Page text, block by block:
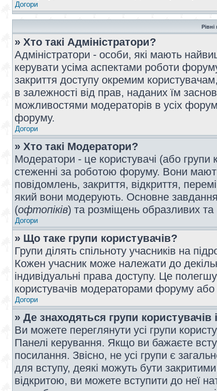
Догори
Рівні
» Хто такі Адміністратори?
Адміністратори - особи, які мають
керувати усіма аспектами роботи
закриття доступу окремим
в залежності від прав, наданих їм
можливостями модераторів в усіх
форуму.
Догори
» Хто такі Модератори?
Модератори - це користувачі (або
стеженні за роботою форуму. Вони
повідомлень, закриття, відкриття,
який вони модерують. Основне
(офтопіків) та розміщень образливих
Догори
» Що таке групи користувачів?
Групи ділять спільноту учасників на
Кожен учасник може належати до
індивідуальні права доступу. Це
користувачів модераторами форуму
Догори
» Де знаходяться групи користувачів
Ви можете переглянути усі групи
Панелі керування. Якщо ви бажаєте
посилання. Звісно, не усі групи є
для вступу, деякі можуть бути
відкритою, ви можете вступити до неї